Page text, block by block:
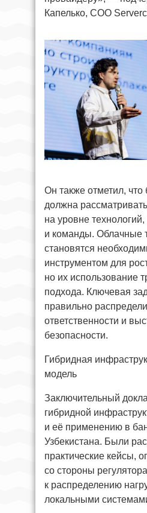
Капелько, СОО
Он также отметил, что
должна
на уровне
и команды. Облачные
становятся
инструментом для
но их использование
подхода. Ключевая
правильно
ответственности и
безопасности.
Гибридная
модель
Заключительный
гибридной
и её применению в
Узбекистана. Были
практические кейсы,
со стороны
к распределению
локальными